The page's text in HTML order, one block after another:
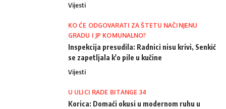
Vijesti
KO ĆE ODGOVARATI ZA ŠTETU NAČINJENU
GRADU I JP KOMUNALNO?
Inspekcija presudila: Radnici nisu krivi, Senkić
se zapetljala k'o pile u kučine
Vijesti
U ULICI RADE BITANGE 34
Korica: Domaći okusi u modernom ruhu u